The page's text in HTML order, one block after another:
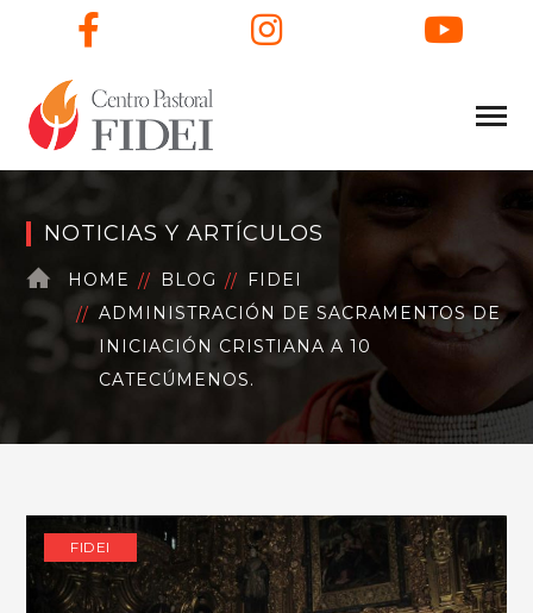
NOTICIAS Y ARTÍCULOS
HOME BLOG
FIDEI
ADMINISTRACIÓN DE SACRAMENTOS DE
INICIACIÓN CRISTIANA A 10
CATECÚMENOS.
FIDEI
Facebook Instagram